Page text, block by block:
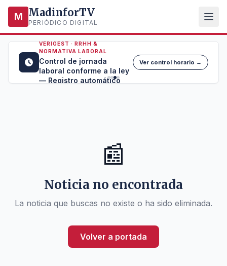
M MadinforTV
PERIÓDICO DIGITAL
VERIGEST · RRHH &
NORMATIVA LABORAL
Control de jornada
laboral conforme a la ley
— Registro automático
Ver control horario →
📰
Noticia no encontrada
La noticia que buscas no existe o ha sido eliminada.
Volver a portada